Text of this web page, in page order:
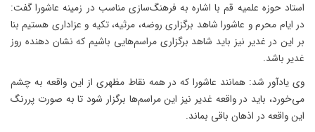
استاد حوزه علمیه قم با اشاره به فرهنگ‌سازی مناسب در زمینه عاشورا گفت:
در ایام محرم و عاشورا شاهد برگزاری روضه، مرثیه، تکیه و عزاداری هستیم بنا
بر این در غدیر نیز باید شاهد برگزاری مراسم‌هایی باشیم که نشان دهنده روز
غدیر باشد.
وی یادآور شد: همانند عاشورا که در همه نقاط مظهری از این واقعه به چشم
می‌خورد، باید در واقعه غدیر نیز این مراسم‌ها برگزار شود تا به صورت پررنگ
این واقعه در اذهان باقی بماند.